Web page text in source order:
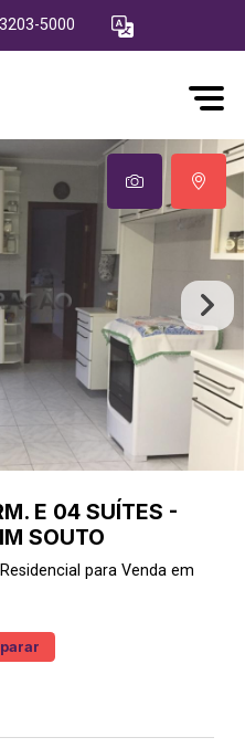
5000
E 04 SUÍTES -
SOUTO
Residencial para Venda em